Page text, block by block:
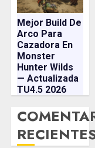
Mejor Build De
Arco Para
Cazadora En
Monster
Hunter Wilds
— Actualizada
TU4.5 2026